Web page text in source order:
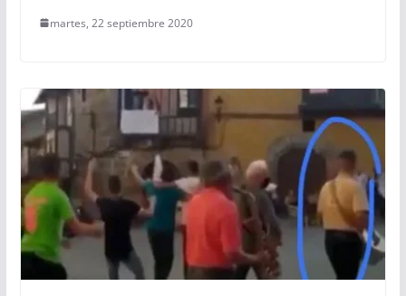
martes, 22 septiembre 2020